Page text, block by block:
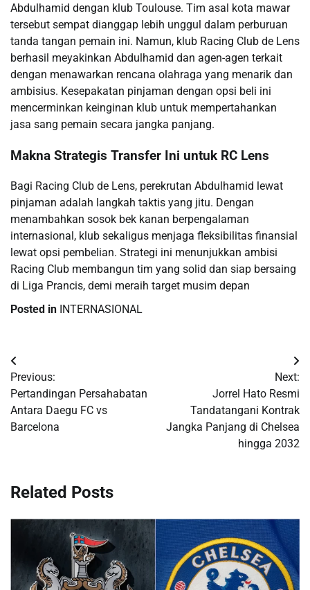
Abdulhamid dengan klub Toulouse. Tim asal kota mawar
tersebut sempat dianggap lebih unggul dalam perburuan
tanda tangan pemain ini. Namun, klub Racing Club de Lens
berhasil meyakinkan Abdulhamid dan agen-agen terkait
dengan menawarkan rencana olahraga yang menarik dan
ambisius. Kesepakatan pinjaman dengan opsi beli ini
mencerminkan keinginan klub untuk mempertahankan
jasa sang pemain secara jangka panjang.
Makna Strategis Transfer Ini untuk RC Lens
Bagi Racing Club de Lens, perekrutan Abdulhamid lewat
pinjaman adalah langkah taktis yang jitu. Dengan
menambahkan sosok bek kanan berpengalaman
internasional, klub sekaligus menjaga fleksibilitas finansial
lewat opsi pembelian. Strategi ini menunjukkan ambisi
Racing Club membangun tim yang solid dan siap bersaing
di Liga Prancis, demi meraih target musim depan
Posted in INTERNASIONAL
Post
navigation
Previous:
Pertandingan Persahabatan
Antara Daegu FC vs
Barcelona
Next:
Jorrel Hato Resmi
Tandatangani Kontrak
Jangka Panjang di Chelsea
hingga 2032
Related Posts